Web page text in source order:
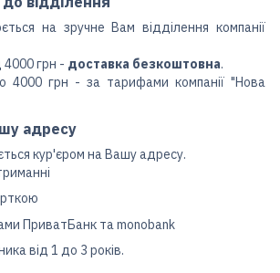
на зручне Вам відділення компанії
4000 грн - доставка безкоштовна.
4000 грн - за тарифами компанії "Нова
адресу
кур'єром на Вашу адресу.
ПриватБанк та monobank
від 1 до 3 років.